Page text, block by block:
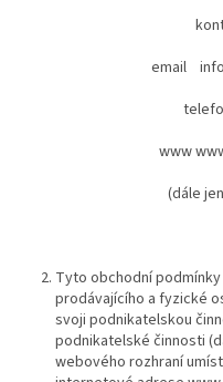
email
www
(dále
Tyto obchodní
prodávajícího a fyzické
svoji podnikatelskou
podnikatelské činnosti
webového rozhraní